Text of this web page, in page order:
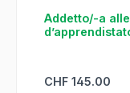
Addetto/-a
Regulärer Preis:
CHF 145.00